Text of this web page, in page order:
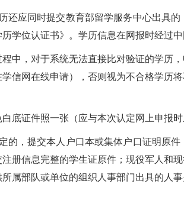
还应同时提交教育部留学服务中心出具
学位认证书》。学历信息在网报时经过
中，对于系统无法直接比对验证的学历
信网在线申请），否则视为不合格学历
底证件照一张（应与本次认定网上申报
的，提交本人户口本或集体户口证明原
册信息完整的学生证原件；现役军人和
属部队或单位的组织人事部门出具的人